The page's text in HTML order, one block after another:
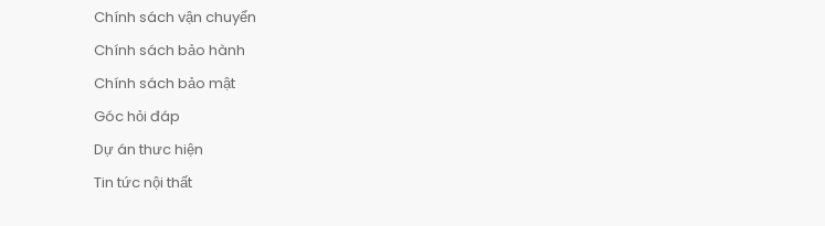
Chính sách vận chuyển
Chính sách bảo hành
Chính sách bảo mật
Góc hỏi đáp
Dự án thưc hiện
Tin tức nội thất